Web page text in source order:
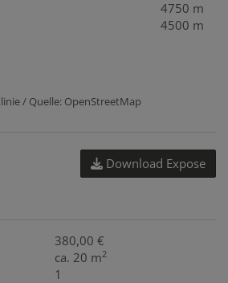
4750 m
4500 m
/ Quelle: OpenStreetMap
Download Expose
380,00 €
ca. 20 m2
1